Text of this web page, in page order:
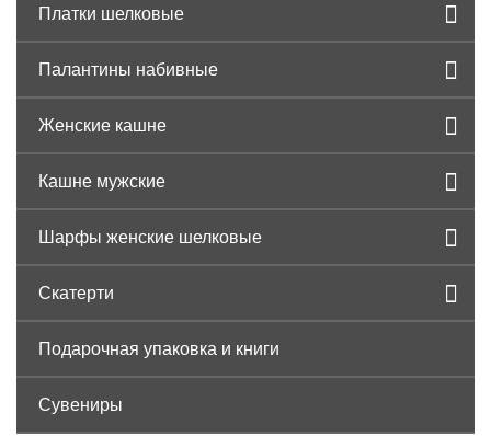
Платки шелковые
Палантины набивные
Женские кашне
Кашне мужские
Шарфы женские шелковые
Скатерти
Подарочная упаковка и книги
Сувениры